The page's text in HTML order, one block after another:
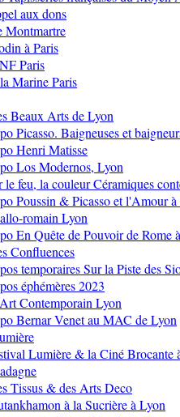
aux dons
Montmartre
à Paris
Paris
Marine Paris
Beaux Arts de Lyon
Picasso. Baigneuses et
Henri Matisse
Los Modernos, Lyon
le feu, la couleur Céramiques
Poussin & Picasso et l'Amour
romain Lyon
En Quête de Pouvoir de Rome
Confluences
temporaires Sur la Piste des
éphémères 2023
Contemporain Lyon
Bernar Venet au MAC de Lyon
Lumière & la Ciné Brocante
Tissus & des Arts Deco
à la Sucrière à Lyon